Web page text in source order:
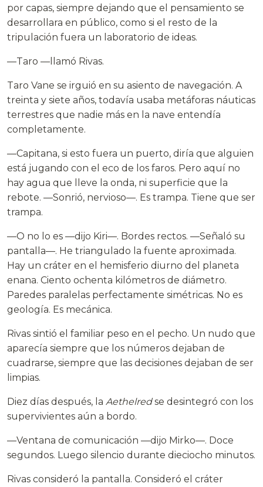
por capas, siempre dejando que el pensamiento se
desarrollara en público, como si el resto de la
tripulación fuera un laboratorio de ideas.
—Taro —llamó Rivas.
Taro Vane se irguió en su asiento de navegación. A
treinta y siete años, todavía usaba metáforas náuticas
terrestres que nadie más en la nave entendía
completamente.
—Capitana, si esto fuera un puerto, diría que alguien
está jugando con el eco de los faros. Pero aquí no
hay agua que lleve la onda, ni superficie que la
rebote. —Sonrió, nervioso—. Es trampa. Tiene que ser
trampa.
—O no lo es —dijo Kiri—. Bordes rectos. —Señaló su
pantalla—. He triangulado la fuente aproximada.
Hay un cráter en el hemisferio diurno del planeta
enana. Ciento ochenta kilómetros de diámetro.
Paredes paralelas perfectamente simétricas. No es
geología. Es mecánica.
Rivas sintió el familiar peso en el pecho. Un nudo que
aparecía siempre que los números dejaban de
cuadrarse, siempre que las decisiones dejaban de ser
limpias.
Diez días después, la Aethelredse desintegró con los
supervivientes aún a bordo.
—Ventana de comunicación —dijo Mirko—. Doce
segundos. Luego silencio durante dieciocho minutos.
Rivas consideró la pantalla. Consideró el cráter